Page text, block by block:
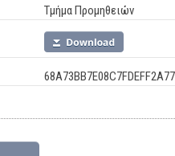
Τμήμα Προμηθειών